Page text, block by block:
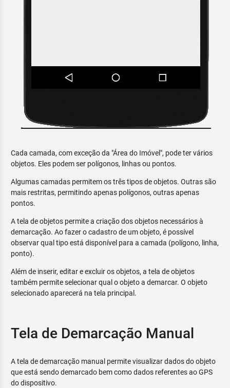
Cada camada, com exceção da "Área do Imóvel", pode ter vários
objetos. Eles podem ser polígonos, linhas ou pontos.
Algumas camadas permitem os três tipos de objetos. Outras são
mais restritas, permitindo apenas polígonos, outras apenas
pontos.
A tela de objetos permite a criação dos objetos necessários à
demarcação. Ao fazer o cadastro de um objeto, é possível
observar qual tipo está disponível para a camada (polígono, linha,
ponto).
Além de inserir, editar e excluir os objetos, a tela de objetos
também permite selecionar qual o objeto a demarcar. O objeto
selecionado aparecerá na tela principal.
Tela de Demarcação Manual
A tela de demarcação manual permite visualizar dados do objeto
que está sendo demarcado bem como dados referentes ao GPS
do dispositivo.